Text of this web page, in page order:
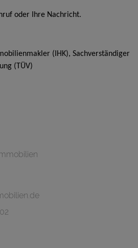
oder Ihre Nachricht.
(IHK), Sachverständiger
(TÜV)